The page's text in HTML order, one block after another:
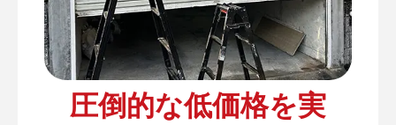
圧倒的な低価格を実